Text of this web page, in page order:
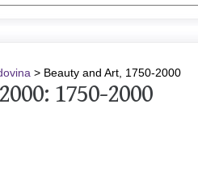
> Beauty and Art, 1750-2000
1750-2000